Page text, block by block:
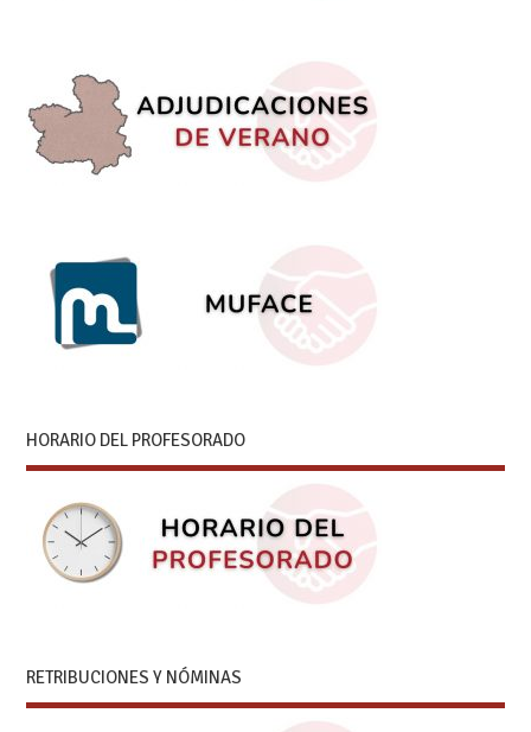
HORARIO DEL PROFESORADO
RETRIBUCIONES Y NÓMINAS